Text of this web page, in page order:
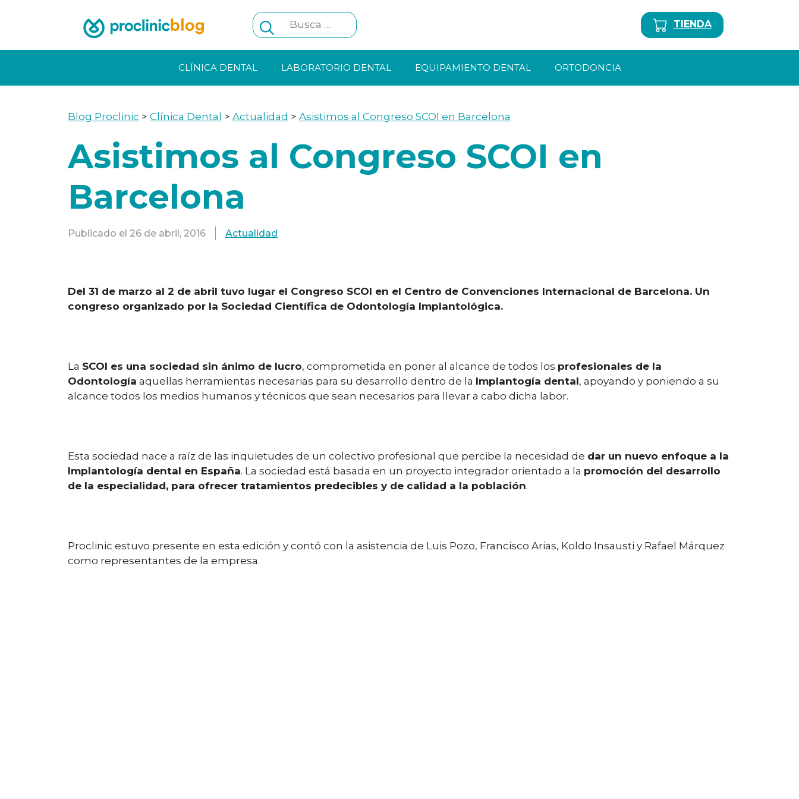
for:
TIENDA
CLÍNICA DENTAL LABORATORIO DENTAL EQUIPAMIENTO DENTAL ORTODONCIA
Blog Proclinic > Clínica Dental > Actualidad > Asistimos al Congreso SCOI en Barcelona
Asistimos al Congreso SCOI en
Barcelona
Publicado el 26 de abril, 2016 Actualidad
Del 31 de marzo al 2 de abril tuvo lugar el Congreso SCOI en el Centro de Convenciones Internacional de Barcelona. Un
congreso organizado por la Sociedad Científica de Odontología Implantológica.
La SCOI es una sociedad sin ánimo de lucro, comprometida en poner al alcance de todos los profesionales de la
Odontología aquellas herramientas necesarias para su desarrollo dentro de la Implantogía dental, apoyando y poniendo a su
alcance todos los medios humanos y técnicos que sean necesarios para llevar a cabo dicha labor.
Esta sociedad nace a raíz de las inquietudes de un colectivo profesional que percibe la necesidad de dar un nuevo enfoque a la
Implantología dental en España. La sociedad está basada en un proyecto integrador orientado a la promoción del desarrollo
de la especialidad, para ofrecer tratamientos predecibles y de calidad a la población.
Proclinic estuvo presente en esta edición y contó con la asistencia de Luis Pozo, Francisco Arias, Koldo Insausti y Rafael Márquez
como representantes de la empresa.